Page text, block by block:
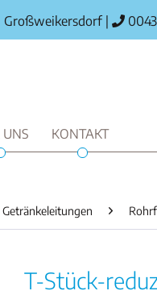
Großweikersdorf
UNS KONTAKT
Getränkeleitungen
T-Stück-